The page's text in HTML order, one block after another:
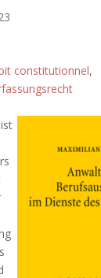
constitutionnel,